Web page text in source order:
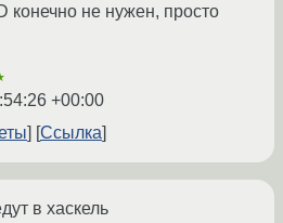
конечно не нужен, просто
+00:00
Ссылка
в хаскель